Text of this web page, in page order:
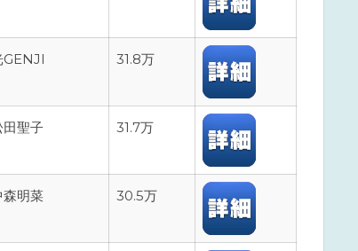
GENJI 31.8万
田聖子 31.7万
森明菜 30.5万